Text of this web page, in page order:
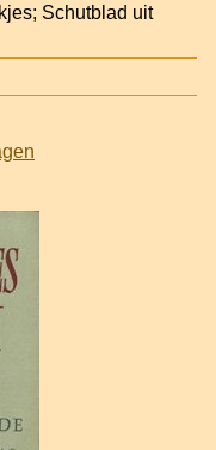
Schutblad uit